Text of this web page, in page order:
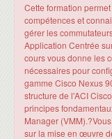
Cette formation
compétences et
gérer les
Application Centrée
cours vous donne les
nécessaires pour
gamme Cisco Nexus
structure de l'ACI
principes
Manager
sur la mise en œuvre